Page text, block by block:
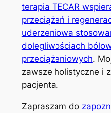
terapia TECAR
przeciążeń i
uderzeniowa
dolegliwościach
przeciążeniowych.
zawsze holistyczne i
pacjenta.
Zapraszam do